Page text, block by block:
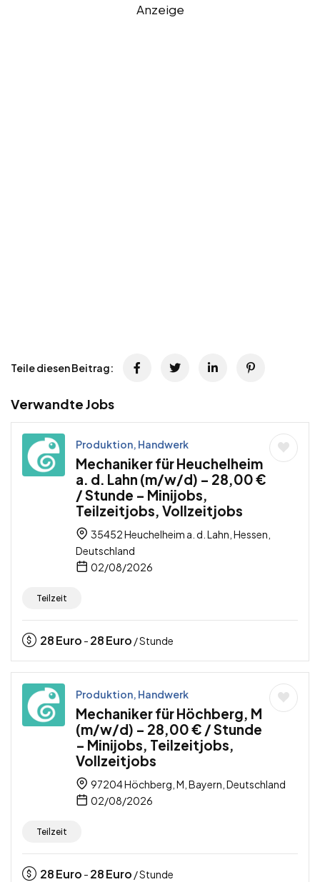
Anzeige
Teile diesen Beitrag:
Verwandte Jobs
Produktion, Handwerk
Mechaniker für Heuchelheim
a. d. Lahn (m/w/d) – 28,00 €
/ Stunde – Minijobs,
Teilzeitjobs, Vollzeitjobs
35452 Heuchelheim a. d. Lahn, Hessen,
Deutschland
02/08/2026
Teilzeit
28Euro - 28Euro / Stunde
Produktion, Handwerk
Mechaniker für Höchberg, M
(m/w/d) – 28,00 € / Stunde
– Minijobs, Teilzeitjobs,
Vollzeitjobs
97204 Höchberg, M, Bayern, Deutschland
02/08/2026
Teilzeit
28Euro - 28Euro / Stunde